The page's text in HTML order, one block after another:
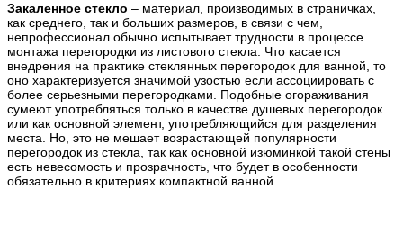
Закаленное стекло – материал, производимых в страничках,
как среднего, так и больших размеров, в связи с чем,
непрофессионал обычно испытывает трудности в процессе
монтажа перегородки из листового стекла. Что касается
внедрения на практике стеклянных перегородок для ванной, то
оно характеризуется значимой узостью если ассоциировать с
более серьезными перегородками. Подобные огораживания
сумеют употребляться только в качестве душевых перегородок
или как основной элемент, употребляющийся для разделения
места. Но, это не мешает возрастающей популярности
перегородок из стекла, так как основной изюминкой такой стены
есть невесомость и прозрачность, что будет в особенности
обязательно в критериях компактной ванной.